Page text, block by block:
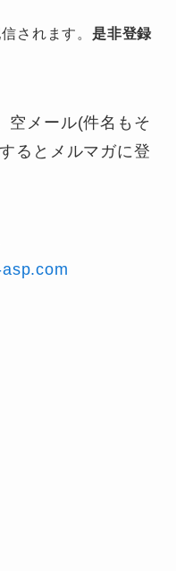
されます。是非登録
空メール(件名もそ
るとメルマガに登